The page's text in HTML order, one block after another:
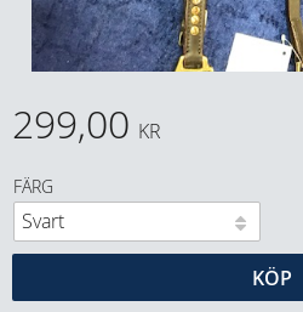
299,00 KR
FÄRG
KÖP